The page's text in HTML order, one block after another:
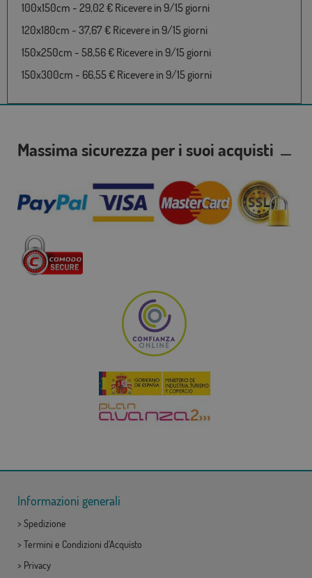
100x150cm - 29,02 € Ricevere in 9/15 giorni
120x180cm - 37,67 € Ricevere in 9/15 giorni
150x250cm - 58,56 € Ricevere in 9/15 giorni
150x300cm - 66,55 € Ricevere in 9/15 giorni
Massima sicurezza per i suoi acquisti
Informazioni generali
> Spedizione
> Termini e Condizioni d'Acquisto
> Privacy